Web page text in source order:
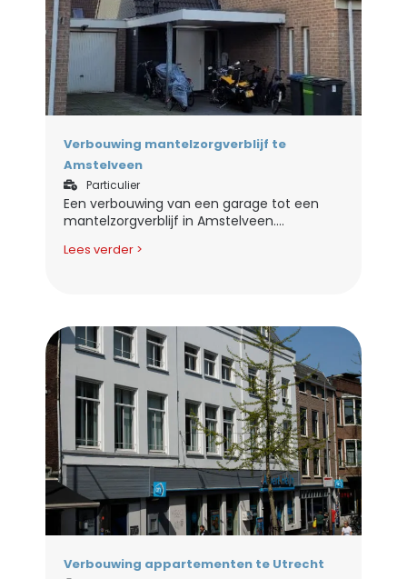
Verbouwing mantelzorgverblijf te
Amstelveen
Particulier
Een verbouwing van een garage tot een
mantelzorgverblijf in Amstelveen....
Lees verder >
Verbouwing appartementen te Utrecht